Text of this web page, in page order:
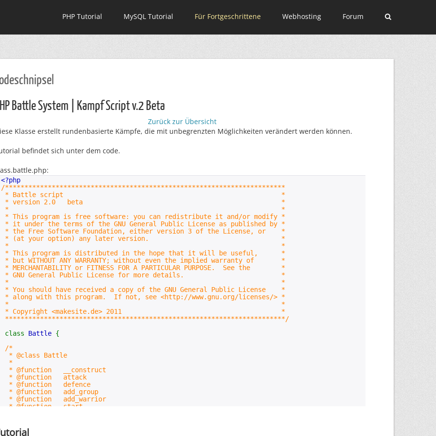
PHP Tutorial MySQL Tutorial Für Fortgeschrittene Webhosting Forum
Battle System | Kampf Script v.2 Beta
Zurück zur Übersicht
Klasse erstellt rundenbasierte Kämpfe, die mit unbegrenzten Möglichkeiten verändert werden können.
befindet sich unter dem code.
<?php
/************************************************************************
* Battle script *
* version 2.0 beta *
* *
* This program is free software: you can redistribute it and/or modify *
* it under the terms of the GNU General Public License as published by *
* the Free Software Foundation, either version 3 of the License, or *
* (at your option) any later version. *
* *
* This program is distributed in the hope that it will be useful, *
* but WITHOUT ANY WARRANTY; without even the implied warranty of *
* MERCHANTABILITY or FITNESS FOR A PARTICULAR PURPOSE. See the *
* GNU General Public License for more details. *
* *
* You should have received a copy of the GNU General Public License *
* along with this program. If not, see <http://www.gnu.org/licenses/> *
* *
* Copyright <makesite.de> 2011 *
************************************************************************/
class Battle {
/*
* @class Battle
*
* @function __construct
* @function attack
* @function defence
* @function add_group
* @function add_warrior
* @function start
* @function team_deathmatch